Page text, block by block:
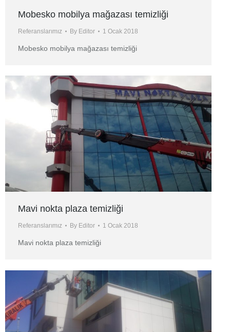
Mobesko mobilya mağazası temizliği
Referanslarımız By Editor 1 Ocak 2018
Mobesko mobilya mağazası temizliği
Mavi nokta plaza temizliği
Referanslarımız By Editor 1 Ocak 2018
Mavi nokta plaza temizliği